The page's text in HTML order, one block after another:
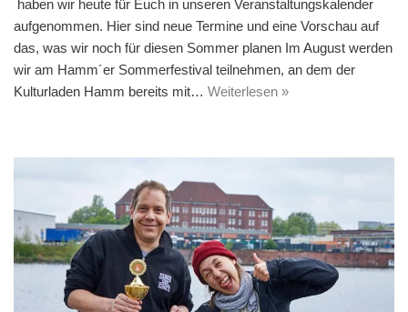
haben wir heute für Euch in unseren Veranstaltungskalender
aufgenommen. Hier sind neue Termine und eine Vorschau auf
das, was wir noch für diesen Sommer planen Im August werden
wir am Hamm´er Sommerfestival teilnehmen, an dem der
Kulturladen Hamm bereits mit… Weiterlesen »